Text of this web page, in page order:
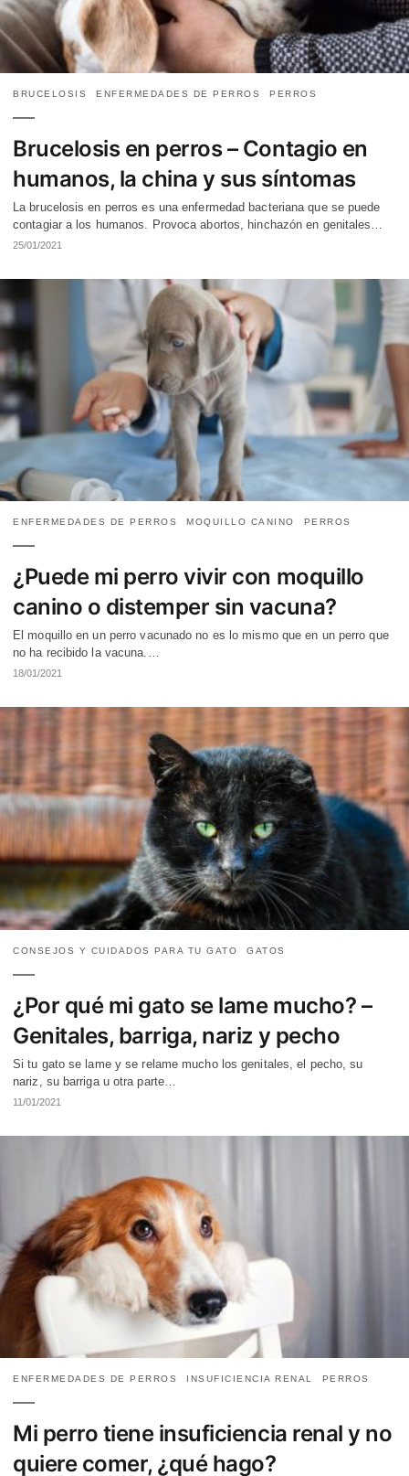
BRUCELOSIS ENFERMEDADES DE PERROS PERROS
Brucelosis en perros – Contagio en
humanos, la china y sus síntomas
La brucelosis en perros es una enfermedad bacteriana que se puede
contagiar a los humanos. Provoca abortos, hinchazón en genitales…
25/01/2021
ENFERMEDADES DE PERROS MOQUILLO CANINO PERROS
¿Puede mi perro vivir con moquillo
canino o distemper sin vacuna?
El moquillo en un perro vacunado no es lo mismo que en un perro que
no ha recibido la vacuna.…
18/01/2021
CONSEJOS Y CUIDADOS PARA TU GATO GATOS
¿Por qué mi gato se lame mucho? –
Genitales, barriga, nariz y pecho
Si tu gato se lame y se relame mucho los genitales, el pecho, su
nariz, su barriga u otra parte…
11/01/2021
ENFERMEDADES DE PERROS INSUFICIENCIA RENAL PERROS
Mi perro tiene insuficiencia renal y no
quiere comer, ¿qué hago?